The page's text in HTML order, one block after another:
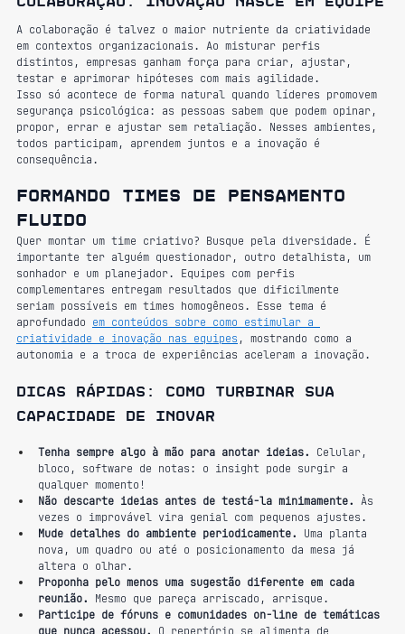
A colaboração é talvez o maior nutriente da criatividade
em contextos organizacionais. Ao misturar perfis
distintos, empresas ganham força para criar, ajustar,
testar e aprimorar hipóteses com mais agilidade.
Isso só acontece de forma natural quando líderes promovem
segurança psicológica: as pessoas sabem que podem opinar,
propor, errar e ajustar sem retaliação. Nesses ambientes,
todos participam, aprendem juntos e a inovação é
consequência.
Formando times de pensamento
fluido
Quer montar um time criativo? Busque pela diversidade. É
importante ter alguém questionador, outro detalhista, um
sonhador e um planejador. Equipes com perfis
complementares entregam resultados que dificilmente
seriam possíveis em times homogêneos. Esse tema é
aprofundado em conteúdos sobre como estimular a
criatividade e inovação nas equipes, mostrando como a
autonomia e a troca de experiências aceleram a inovação.
Dicas rápidas: como turbinar sua
capacidade de inovar
Tenha sempre algo à mão para anotar ideias.
Celular,
bloco, software de notas: o insight pode surgir a
qualquer momento!
Não descarte ideias antes de testá-la minimamente. Às
vezes o improvável vira genial com pequenos ajustes.
Mude detalhes do ambiente periodicamente.
Uma planta
nova, um quadro ou até o posicionamento da mesa já
altera o olhar.
Proponha pelo menos uma sugestão diferente em cada
reunião.
Mesmo que pareça arriscado, arrisque.
Participe de fóruns e comunidades on-line de temáticas